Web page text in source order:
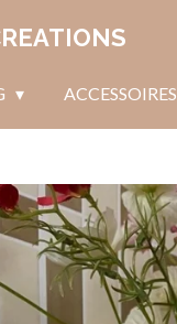
ACCESSOIRES